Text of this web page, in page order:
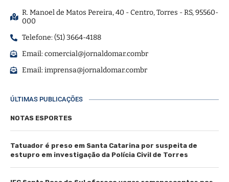
R. Manoel de Matos Pereira, 40 - Centro, Torres - RS, 95560-
000
Telefone: (51) 3664-4188
Email:comercial@jornaldomar.combr
Email:imprensa@jornaldomar.combr
ÚLTIMAS PUBLICAÇÕES
NOTAS ESPORTES
Tatuador é preso em Santa Catarina por suspeita de
estupro em investigação da Polícia Civil de Torres